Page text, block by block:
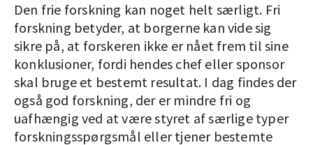
Den frie forskning kan noget helt særligt. Fri
forskning betyder, at borgerne kan vide sig
sikre på, at forskeren ikke er nået frem til sine
konklusioner, fordi hendes chef eller sponsor
skal bruge et bestemt resultat. I dag findes der
også god forskning, der er mindre fri og
uafhængig ved at være styret af særlige typer
forskningsspørgsmål eller tjener bestemte